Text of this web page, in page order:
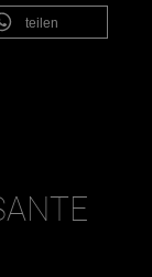
teilen